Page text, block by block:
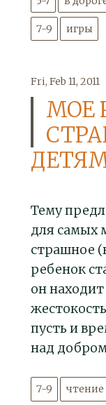
7-9 игры
Fri, Feb 11, 2011
МОЕ
Тему
для самых
страшное
ребенок
он
пусть и
над
7-9 чтение